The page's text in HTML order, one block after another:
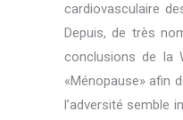
cardiovasculaire
Depuis, de très
conclusions de la
«Ménopause» afin
l’adversité semble